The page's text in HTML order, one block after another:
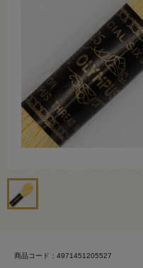
商品コード：4971451205527